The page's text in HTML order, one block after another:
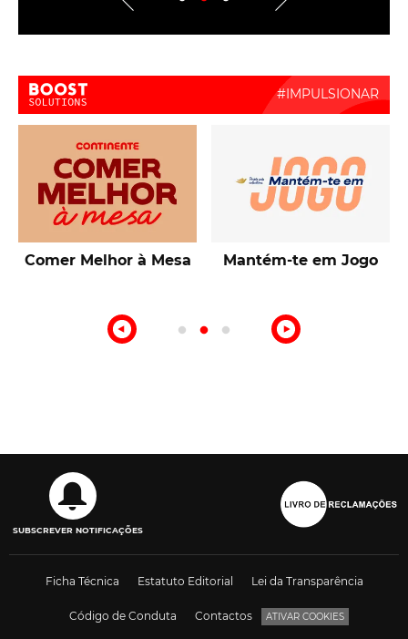
Boost Activate
Talentos de Lisboa
10ª Edição Prémio
SUBSCREVER NOTIFICAÇÕES
Ficha Técnica Estatuto Editorial Lei da Transparência
Código de Conduta Contactos ATIVAR COOKIES